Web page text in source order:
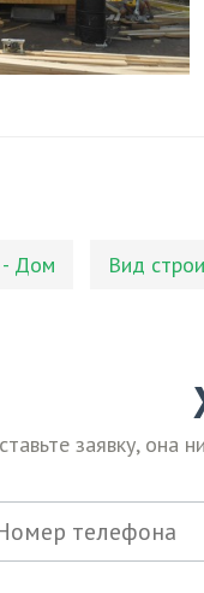
- Дом Вид
заявку, она